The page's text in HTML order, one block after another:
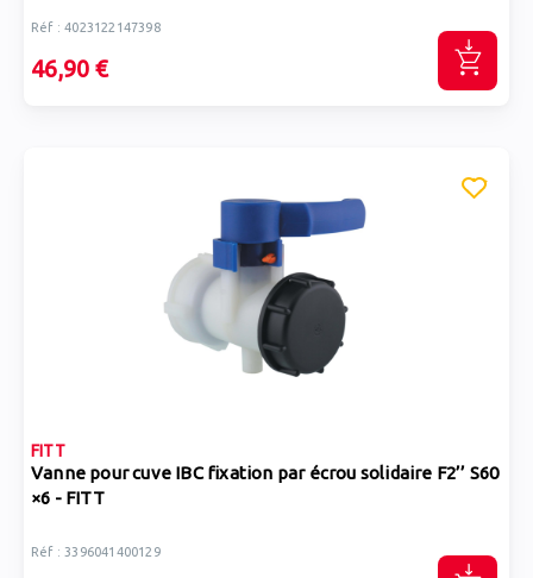
Réf : 4023122147398
46,90 €
FITT
Vanne pour cuve IBC fixation par écrou solidaire F2’’ S60
×6 - FITT
Réf : 3396041400129